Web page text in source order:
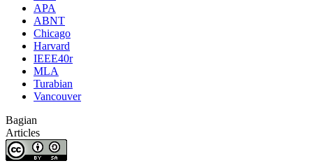
APA
ABNT
Chicago
Harvard
IEEE40r
MLA
Turabian
Vancouver
Bagian
Articles